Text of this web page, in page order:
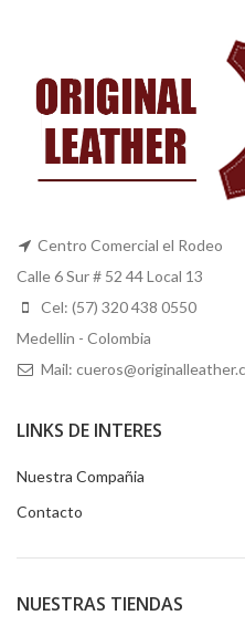
Centro Comercial el Rodeo
Calle 6 Sur # 52 44 Local 13
Cel: (57) 320 438 0550
Medellin - Colombia
Mail:
LINKS DE INTERES
Nuestra Compañia
Contacto
NUESTRAS TIENDAS